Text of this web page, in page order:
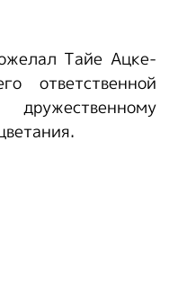
Тайе Ацке-
ответственной